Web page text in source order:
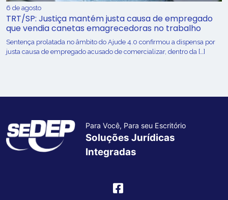
6 de agosto
TRT/SP: Justiça mantém justa causa de empregado
que vendia canetas emagrecedoras no trabalho
Sentença prolatada no âmbito do Ajude 4.0 confirmou a dispensa por
justa causa de empregado acusado de comercializar, dentro da […]
Para Você, Para seu Escritório
Soluções Jurídicas
Integradas